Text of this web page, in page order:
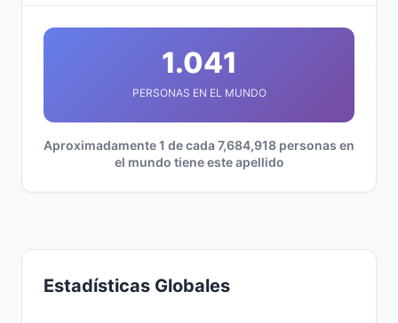
1.041
PERSONAS EN EL MUNDO
Aproximadamente 1 de cada 7,684,918 personas en
el mundo tiene este apellido
Estadísticas Globales